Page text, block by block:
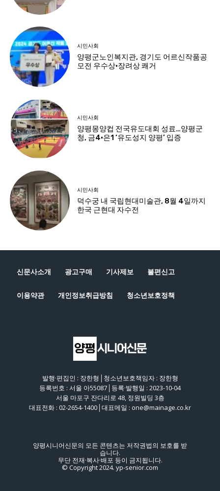
신문사소개 광고구매 기사제보 불편신고
이용약관 개인정보취급방침 청소년보호정책
발행·편집인 : 장한형│청소년보호책임자 : 장한형
등록번호 : 서울 아55087│등록·발행일 : 2023-10-04
서울 마포구 잔다리로 48, 정원빌딩 3층
대표전화 : 02-2654-1400│대표메일 : one@mainage.co.kr
양평시니어신문의 모든 콘텐츠는 저작권법의 보호를 받
습니다.
무단 전재·복사·배포 등이 금지됩니다.
© Copyright 2024. yp-senior.com